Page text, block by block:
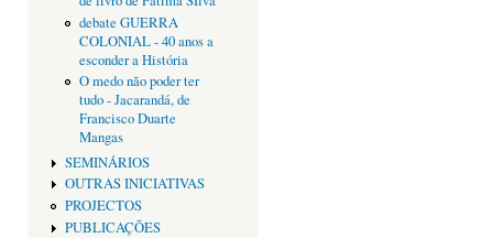
debate GUERRA
COLONIAL - 40 anos a
esconder a História
O medo não poder ter
tudo - Jacarandá, de
Francisco Duarte
Mangas
SEMINÁRIOS
OUTRAS INICIATIVAS
PROJECTOS
PUBLICAÇÕES